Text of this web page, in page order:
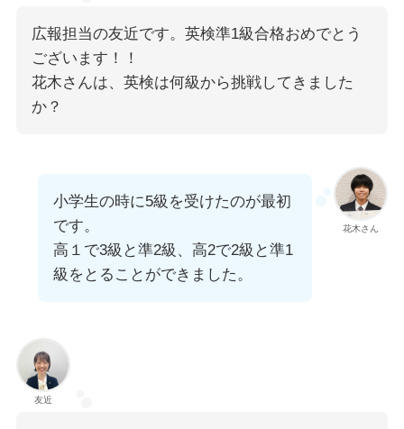
広報担当の友近です。英検準1級合格おめでとう
ございます！！
花木さんは、英検は何級から挑戦してきました
か？
花木さん
小学生の時に5級を受けたのが最初
です。
高１で3級と準2級、高2で2級と準1
級をとることができました。
友近